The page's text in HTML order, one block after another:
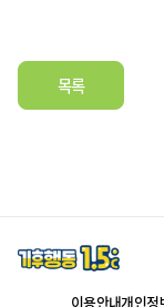
목록
이용안내개인정